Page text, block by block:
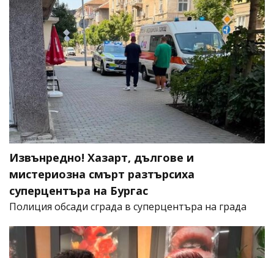
Извънредно! Хазарт, дългове и
мистериозна смърт разтърсиха
суперцентъра на Бургас
Полиция обсади сграда в суперцентъра на града